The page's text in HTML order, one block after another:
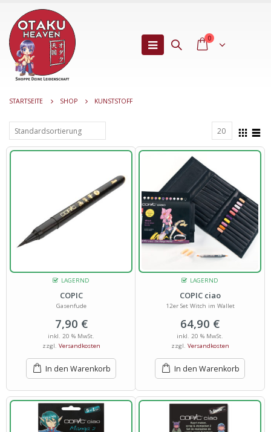
0
STARTSEITE SHOP KUNSTSTOFF
LAGERND
COPIC
Gasenfude
7,90 €
inkl. 20 % MwSt.
zzgl. Versandkosten
In den Warenkorb
LAGERND
COPIC ciao
12er Set Witch im Wallet
64,90 €
inkl. 20 % MwSt.
zzgl. Versandkosten
In den Warenkorb